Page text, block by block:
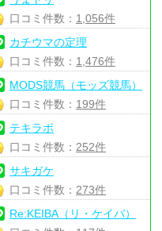
口コミ件数： 1,056件
カチウマの定理
口コミ件数： 1,476件
MODS競馬（モッズ競馬）
口コミ件数： 199件
テキラボ
口コミ件数： 252件
サキガケ
口コミ件数： 273件
Re:KEIBA（リ・ケイバ）